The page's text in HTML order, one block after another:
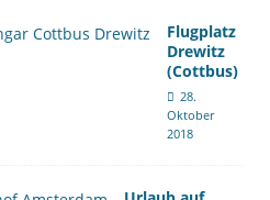
Flugplatz
Drewitz
(Cottbus)
28.
Oktober
2018